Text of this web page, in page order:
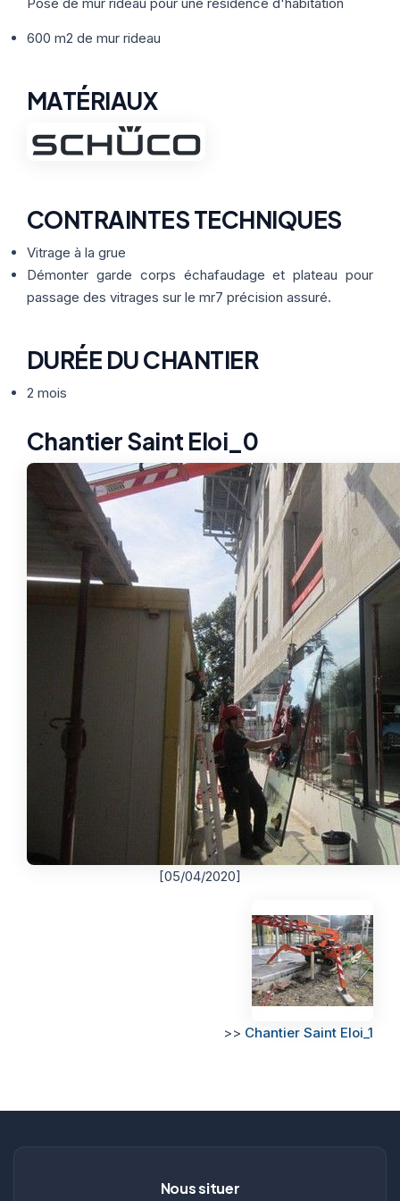
Nos Formules ACTUALITÉS
ETRE RAPPELÉ
600 m2 de mur rideau
MATÉRIAUX
CONTRAINTES TECHNIQUES
Vitrage à la grue
Démonter garde corps échafaudage et plateau pour
passage des vitrages sur le mr7 précision assuré.
DURÉE DU CHANTIER
2 mois
Chantier Saint Eloi_0
[05/04/2020]
>> Chantier Saint Eloi_1
Nous situer